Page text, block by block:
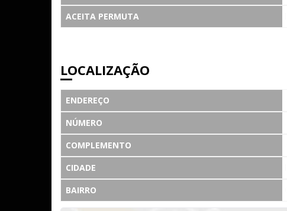
ACEITA PERMUTA
LOCALIZAÇÃO
ENDEREÇO
NÚMERO
COMPLEMENTO
CIDADE
BAIRRO